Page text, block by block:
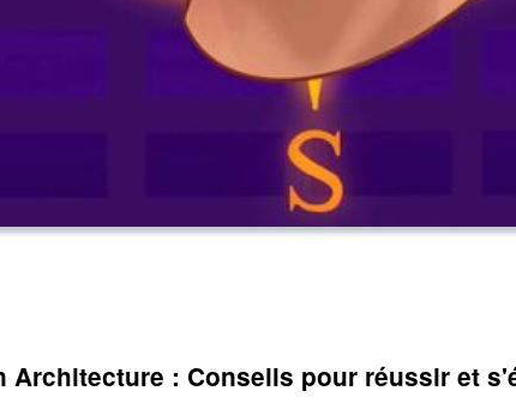
Architecture : Conseils pour réussir et